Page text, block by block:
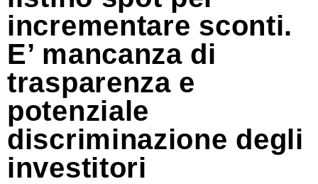
incrementare sconti.
E’ mancanza di
trasparenza e
potenziale
discriminazione degli
investitori